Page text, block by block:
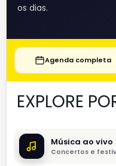
os dias.
Agenda completa
EXPLORE
Música ao vivo
Concertos e